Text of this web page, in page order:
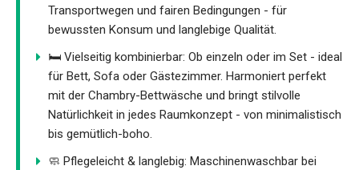
Transportwegen und fairen Bedingungen - für
bewussten Konsum und langlebige Qualität.
🛏️ Vielseitig kombinierbar: Ob einzeln oder im Set - ideal
für Bett, Sofa oder Gästezimmer. Harmoniert perfekt
mit der Chambry-Bettwäsche und bringt stilvolle
Natürlichkeit in jedes Raumkonzept - von minimalistisch
bis gemütlich-boho.
🧼 Pflegeleicht & langlebig: Maschinenwaschbar bei